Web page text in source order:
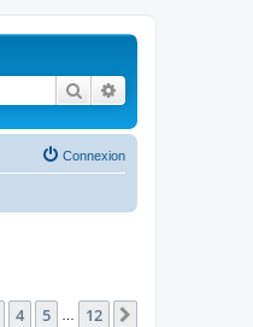
Rechercher
Connexion
4 5 12